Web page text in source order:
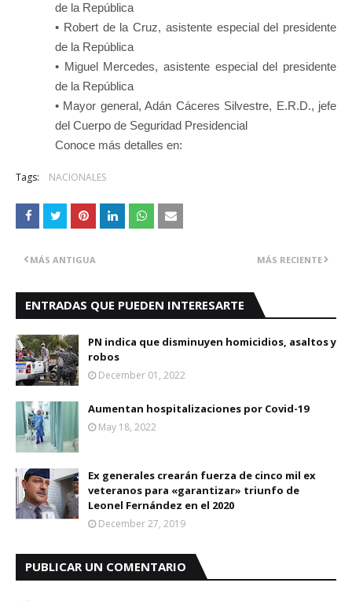
de la República
• Robert de la Cruz, asistente especial del presidente
de la República
• Miguel Mercedes, asistente especial del presidente
de la República
• Mayor general, Adán Cáceres Silvestre, E.R.D., jefe
del Cuerpo de Seguridad Presidencial
Conoce más detalles en:
Tags: NACIONALES
MÁS RECIENTE
MÁS ANTIGUA
ENTRADAS QUE PUEDEN INTERESARTE
PN indica que disminuyen homicidios, asaltos y
robos
December 01, 2022
Aumentan hospitalizaciones por Covid-19
May 18, 2022
Ex generales crearán fuerza de cinco mil ex
veteranos para «garantizar» triunfo de
Leonel Fernández en el 2020
December 27, 2019
PUBLICAR UN COMENTARIO